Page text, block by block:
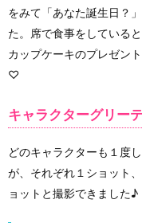
をみて「あなた誕生日？
た。席で食事をしている
カップケーキのプレゼン
♡
キャラクターグリー
どのキャラクターも１度
が、それぞれ１ショット
ョットと撮影できました♪